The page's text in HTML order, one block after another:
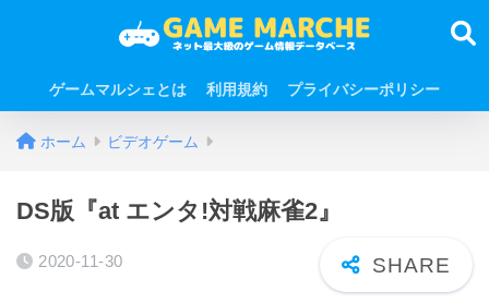
ゲームマルシェとは 利用規約 プライバシーポリシー
ホーム ビデオゲーム
DS版『at エンタ!対戦麻雀2』
2020-11-30